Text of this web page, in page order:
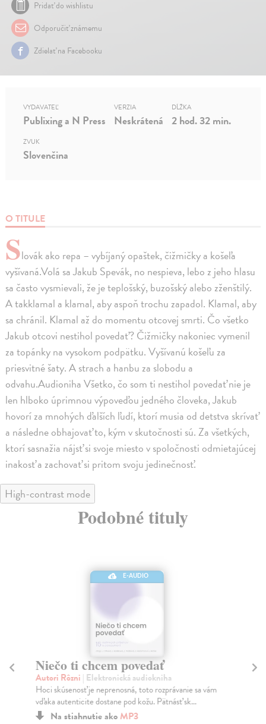
Pridať do wishlistu
Odporučiť známemu
Zdielať na Facebooku
O TITULE
Slovák ako repa – vybíjaný opaštek, čižmičky a košeľa
vyšívaná.Volá sa Jakub Spevák, no nespieva, lebo z jeho hlasu
sa často vysmievali, že je teplošský, buzošský alebo zženštilý.
A takklamal a klamal, aby aspoň trochu zapadol. Klamal, aby
sa chránil. Klamal až do momentu otcovej smrti. Čo všetko
Jakub otcovi nestihol povedať? Čižmičky nakoniec vymenil
za topánky na vysokom podpätku. Vyšívanú košeľu za
priesvitné šaty. A strach a hanbu za slobodu a
odvahu.Audioniha Všetko, čo som ti nestihol povedať nie je
len hlboko úprimnou výpoveďou jedného človeka, Jakub
hovorí za mnohých ďalších ľudí, ktorí musia od detstva skrívať
a následne obhajovať to, kým v skutočnosti sú. Za všetkých,
ktorí sasnažia nájsť si svoje miesto v spoločnosti odmietajúcej
inakosť a zachovať si pritom svoju jedinečnosť.
VYDAVATEĽ
Publixing a N Press
VERZIA
Neskrátená
DĹŽKA
2 hod. 32 min.
ZVUK
Slovenčina
High-contrast mode
Podobné tituly
E-AUDIO
Niečo ti chcem povedať
Autori Rôzni | Elektronická audiokniha
Hoci skúsenosť je neprenosná, toto rozprávanie sa vám
vďaka autenticite dostane pod kožu. Pätnásť sk...
Na stiahnutie akoMP3